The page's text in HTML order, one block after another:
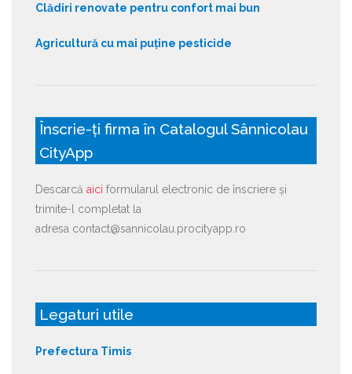
Clădiri renovate pentru confort mai bun
Agricultură cu mai puține pesticide
Înscrie-ți firma în Catalogul Sânnicolau
CityApp
Descarcă aici formularul electronic de înscriere și
trimite-l completat la
adresa contact@sannicolau.procityapp.ro
Legaturi utile
Prefectura Timis